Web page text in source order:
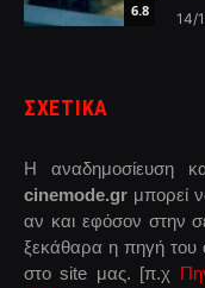
6.8 14/
ΣΧΕΤΙΚΑ
Η αναδημοσίευση
cinemode.gr μπορεί
αν και εφόσον στην
ξεκάθαρα η πηγή του
στο site μας. [π.χ